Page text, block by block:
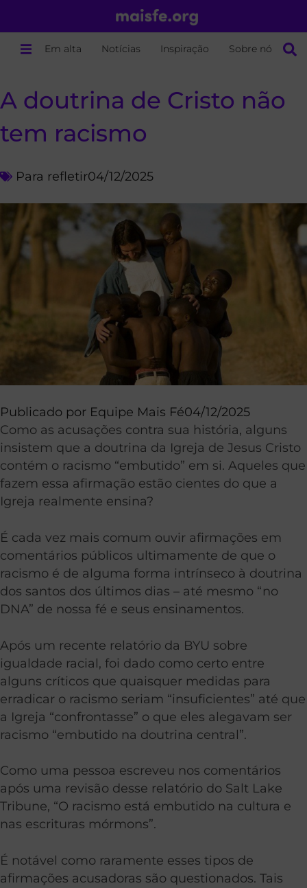
Em alta Notícias Inspiração Sobre nós
A doutrina de Cristo não
tem racismo
Para refletir04/12/2025
Publicado por Equipe Mais Fé04/12/2025
Como as acusações contra sua história, alguns
insistem que a doutrina da Igreja de Jesus Cristo
contém o racismo “embutido” em si. Aqueles que
fazem essa afirmação estão cientes do que a
Igreja realmente ensina?
É cada vez mais comum ouvir afirmações em
comentários públicos ultimamente de que o
racismo é de alguma forma intrínseco à doutrina
dos santos dos últimos dias – até mesmo “no
DNA” de nossa fé e seus ensinamentos.
Após um recente relatório da BYU sobre
igualdade racial, foi dado como certo entre
alguns críticos que quaisquer medidas para
erradicar o racismo seriam “insuficientes” até que
a Igreja “confrontasse” o que eles alegavam ser
racismo “embutido na doutrina central”.
Como uma pessoa escreveu nos comentários
após uma revisão desse relatório do Salt Lake
Tribune, “O racismo está embutido na cultura e
nas escrituras mórmons”.
É notável como raramente esses tipos de
afirmações acusadoras são questionados. Tais